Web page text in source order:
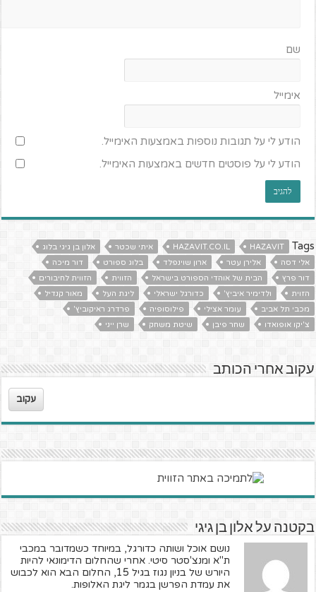
שם
אימייל
הודע לי על תגובות נוספות באמצעות האימייל.
הודע לי על פוסטים חדשים באמצעות האימייל.
Tags
HAZAVIT
HAZAVIT.CO.IL איתי שכטר
אלון בן גיגי בלוג
אלי דסה
אלירן עטר ארון שוינפלד בלוג ספורט
דור מיכה
דור פרץ
הבית של אוהדי הספורט בישראל הזווית
הזווית לחיבורים
הזוית
ולדימיר איביץ' כדורגל ישראלי ליגת העל
מאור קנדיל
מכבי תל אביב
עומר אצילי פילוסופיה
פרדרג ראיקוביץ'
צ'יקו אופואדו
שחר פיבן שיטת משחק שרן ייני
עקוב אחרי הכותב
עקוב
בקטנה על אלון בן גיגי
נושם אוכל ושותה כדורגל, במיוחד כשמדובר במכבי
ת"א ומנצ'סטר סיטי. אחרי שהחלום הדימונאי להיות
היורש של בניון נגוז בגיל 15, החלום הבא הוא לכבוש
את עמדת הפרשן בגמר ליגת האלופות.